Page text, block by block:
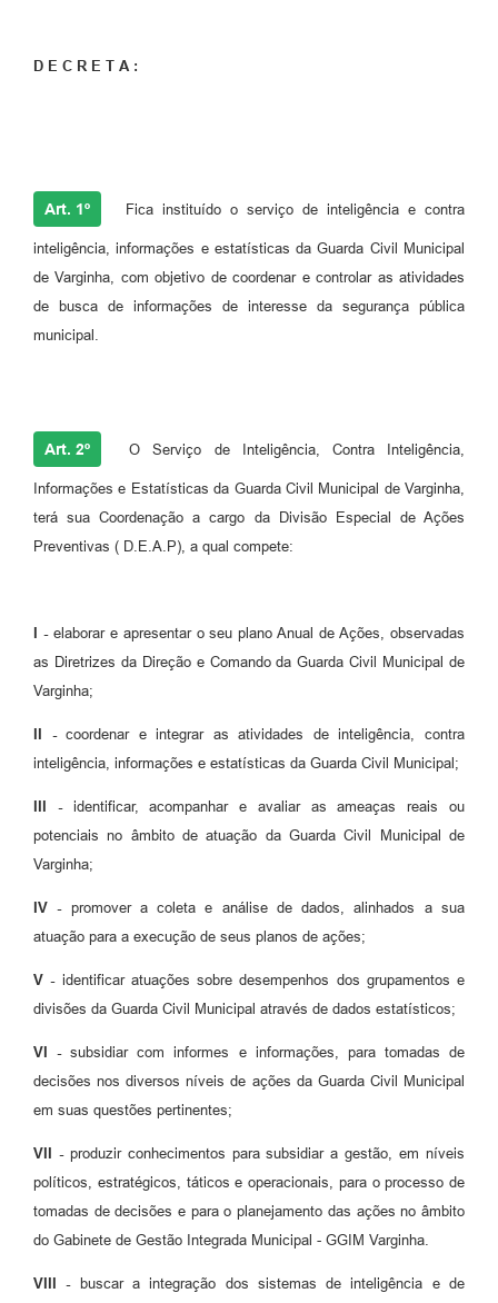
D E C R E T A :
Art. 1º Fica instituído o serviço de inteligência e contra
inteligência, informações e estatísticas da Guarda Civil Municipal
de Varginha, com objetivo de coordenar e controlar as atividades
de busca de informações de interesse da segurança pública
municipal.
Art. 2º O Serviço de Inteligência, Contra Inteligência,
Informações e Estatísticas da Guarda Civil Municipal de Varginha,
terá sua Coordenação a cargo da Divisão Especial de Ações
Preventivas ( D.E.A.P), a qual compete:
I -elaborar e apresentar o seu plano Anual de Ações, observadas
as Diretrizes da Direção e Comando da Guarda Civil Municipal de
Varginha;
II -coordenar e integrar as atividades de inteligência, contra
inteligência, informações e estatísticas da Guarda Civil Municipal;
III -identificar, acompanhar e avaliar as ameaças reais ou
potenciais no âmbito de atuação da Guarda Civil Municipal de
Varginha;
IV -promover a coleta e análise de dados, alinhados a sua
atuação para a execução de seus planos de ações;
V - identificar atuações sobre desempenhos dos grupamentos e
divisões da Guarda Civil Municipal através de dados estatísticos;
VI -subsidiar com informes e informações, para tomadas de
decisões nos diversos níveis de ações da Guarda Civil Municipal
em suas questões pertinentes;
VII -produzir conhecimentos para subsidiar a gestão, em níveis
políticos, estratégicos, táticos e operacionais, para o processo de
tomadas de decisões e para o planejamento das ações no âmbito
do Gabinete de Gestão Integrada Municipal - GGIM Varginha.
VIII -buscar a integração dos sistemas de inteligência e de